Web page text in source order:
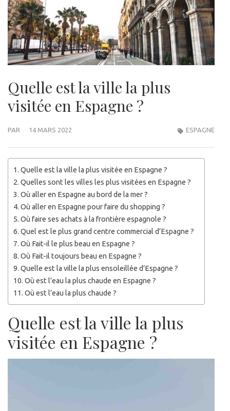
Quelle est la ville la plus
visitée en Espagne ?
PAR 14 MARS 2022 ESPAGNE
Quelle est la ville la plus visitée en Espagne ?
Quelles sont les villes les plus visitées en Espagne ?
Où aller en Espagne au bord de la mer ?
Où aller en Espagne pour faire du shopping ?
Où faire ses achats à la frontière espagnole ?
Quel est le plus grand centre commercial d’Espagne ?
Où Fait-il le plus beau en Espagne ?
Où Fait-il toujours beau en Espagne ?
Quelle est la ville la plus ensoleillée d’Espagne ?
Où est l’eau la plus chaude en Espagne ?
Où est l’eau la plus chaude ?
Quelle est la ville la plus
visitée en Espagne ?